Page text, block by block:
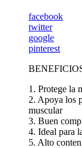
facebook
twitter
google
pinterest
1. Protege la
2. Apoya los
muscular
3. Buen
4. Ideal para
5. Alto